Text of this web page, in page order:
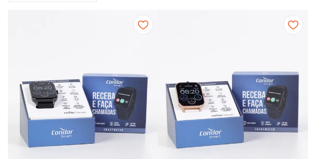
UN
Mormaii
Casio
Gang
Prata
Preto
Rose
Estilo